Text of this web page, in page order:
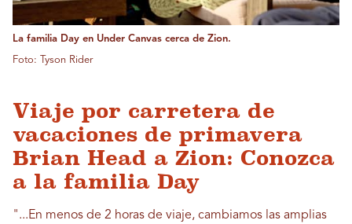
La familia Day en Under Canvas cerca de Zion.
Foto: Tyson Rider
Viaje por carretera de
vacaciones de primavera
Brian Head a Zion: Conozca
a la familia Day
"...En menos de 2 horas de viaje, cambiamos las amplias